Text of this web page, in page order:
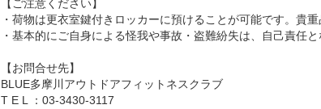
【ご注意ください】
・荷物は更衣室鍵付きロッカーに預けることが可能です。貴
・基本的にご自身による怪我や事故・盗難紛失は、自己責任と
【お問合せ先】
BLUE多摩川アウトドアフィットネスクラブ
T E L ：03-3430-3117